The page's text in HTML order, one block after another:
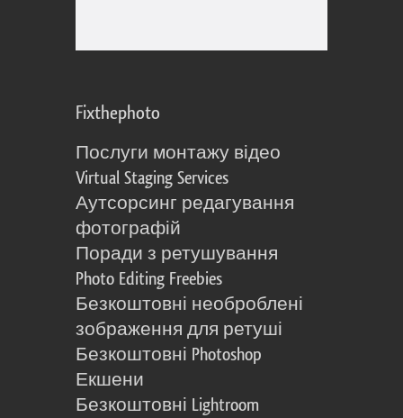
Fixthephoto
Послуги монтажу відео
Virtual Staging Services
Аутсорсинг редагування
фотографій
Поради з ретушування
Photo Editing Freebies
Безкоштовні необроблені
зображення для ретуші
Безкоштовні Photoshop
Екшени
Безкоштовні Lightroom